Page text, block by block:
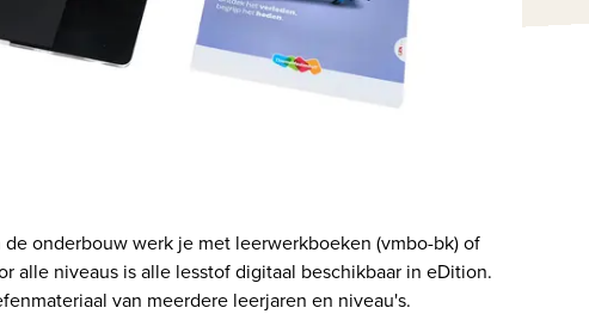
onderbouw werk je met leerwerkboeken (vmbo-bk) of
alle niveaus is alle lesstof digitaal beschikbaar in eDition.
van meerdere leerjaren en niveau's.